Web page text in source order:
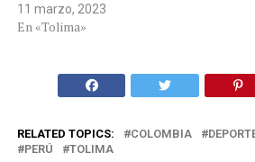
11 marzo, 2023
En «Tolima»
RELATED TOPICS: COLOMBIA
PERÚ
TOLIMA